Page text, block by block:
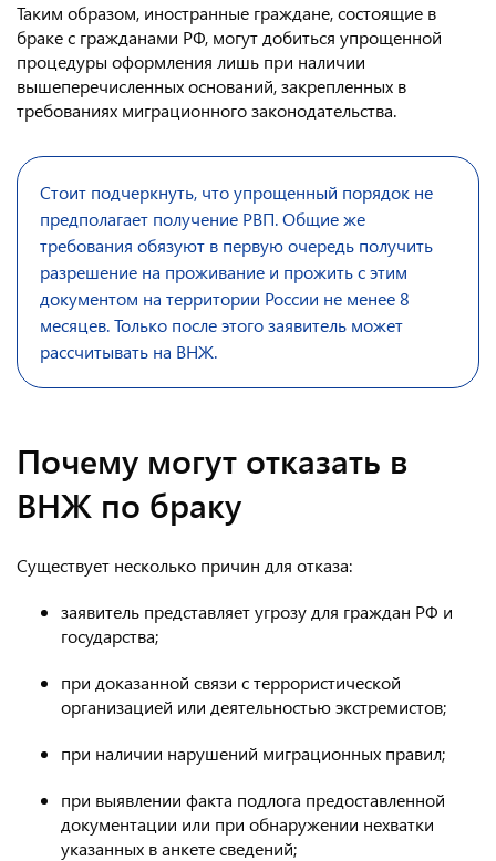
Таким образом, иностранные граждане, состоящие в
браке с гражданами РФ, могут добиться упрощенной
процедуры оформления лишь при наличии
вышеперечисленных оснований, закрепленных в
требованиях миграционного законодательства.
Стоит подчеркнуть, что упрощенный порядок не
предполагает получение РВП. Общие же
требования обязуют в первую очередь получить
разрешение на проживание и прожить с этим
документом на территории России не менее 8
месяцев. Только после этого заявитель может
рассчитывать на ВНЖ.
Почему могут отказать в
ВНЖ по браку
Существует несколько причин для отказа:
заявитель представляет угрозу для граждан РФ и
государства;
при доказанной связи с террористической
организацией или деятельностью экстремистов;
при наличии нарушений миграционных правил;
при выявлении факта подлога предоставленной
документации или при обнаружении нехватки
указанных в анкете сведений;